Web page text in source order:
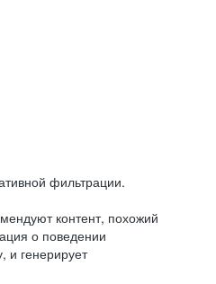
фильтрации.
контент, похожий
о поведении
и генерирует